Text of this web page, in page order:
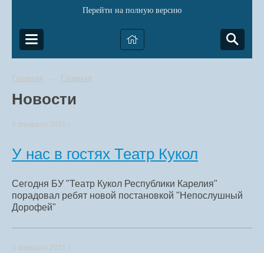
Перейти на полную версию
Главная → Главная
Новости
4 февраля 2015 г.
У нас в гостях Театр Кукол
Сегодня БУ "Театр Кукол Республики Карелия"
порадовал ребят новой постановкой "Непослушный
Дорофей"
3 февраля 2015 г.